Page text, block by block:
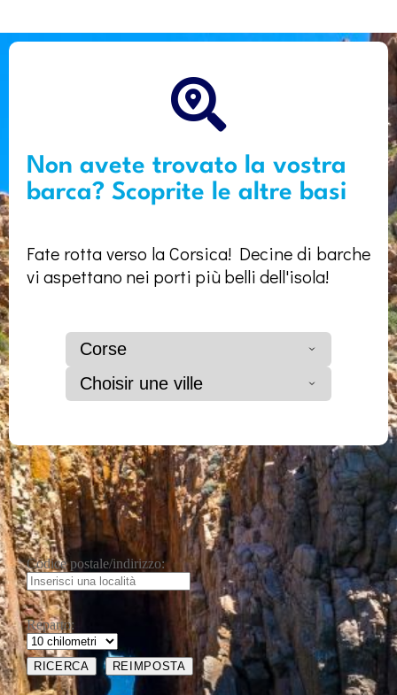
Non avete trovato la vostra
barca? Scoprite le altre basi
Fate rotta verso la Corsica! Decine di barche
vi aspettano nei porti più belli dell'isola!
Corse
Choisir une ville
Codice postale/indirizzo:
Reparto: